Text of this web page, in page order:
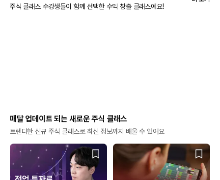
주식 클래스 수강생들이 함께 선택한 수익 창출 클래스예요!
매달 업데이트 되는 새로운 주식 클래스
트렌디한 신규 주식 클래스로 최신 정보까지 배울 수 있어요